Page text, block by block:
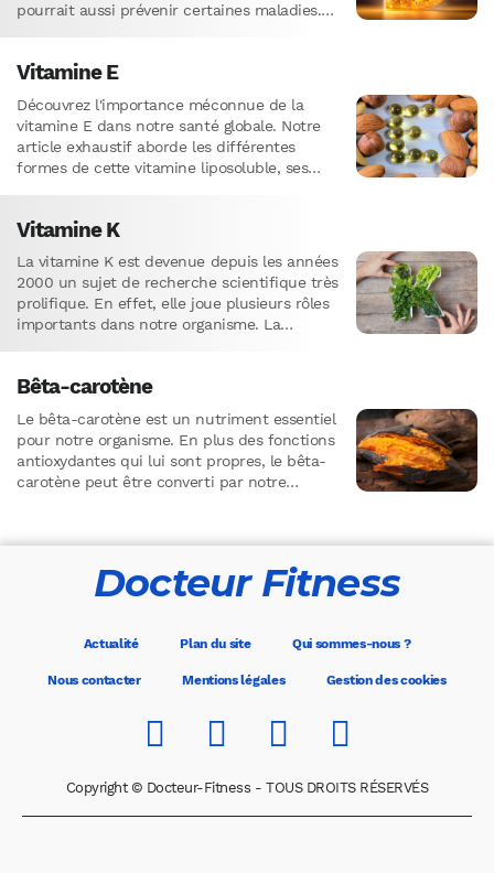
pourrait aussi prévenir certaines maladies.
recommandés.
Vitamine E
Découvrez l'importance méconnue de la
vitamine E dans notre santé globale. Notre
article exhaustif aborde les différentes
formes de cette vitamine liposoluble, ses
alimentaires pour optimiser votre apport.
Vitamine K
La vitamine K est devenue depuis les années
2000 un sujet de recherche scientifique très
prolifique. En effet, elle joue plusieurs rôles
importants dans notre organisme. La
Bêta-carotène
Le bêta-carotène est un nutriment essentiel
pour notre organisme. En plus des fonctions
antioxydantes qui lui sont propres, le bêta-
carotène peut être converti par notre
Docteur Fitness
Actualité Plan du site Qui sommes-nous ?
Nous contacter Mentions légales Gestion des cookies
Copyright © Docteur-Fitness - TOUS DROITS RÉSERVÉS